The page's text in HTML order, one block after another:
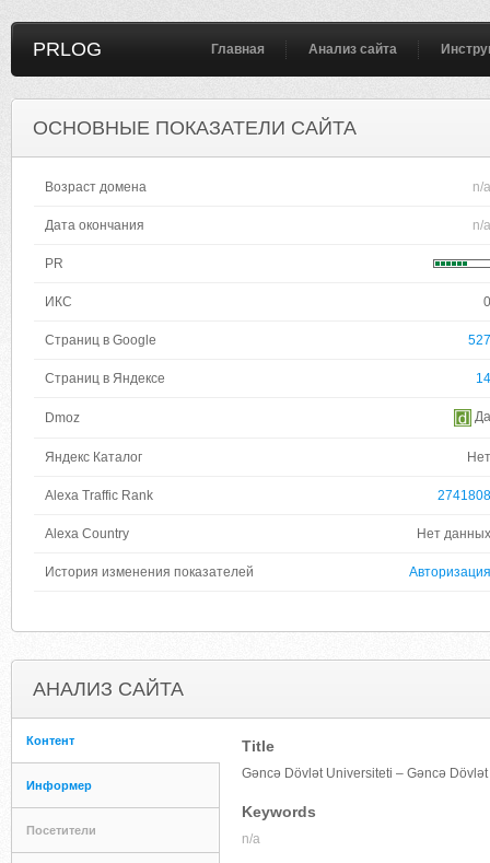
PRLOG Главная Анализ сайта
ОСНОВНЫЕ ПОКАЗАТЕЛИ САЙТА
Возраст домена n/a
Дата окончания n/a
PR
ИКС 0
Страниц в Google 527
Страниц в Яндексе 14
Dmoz Да
Яндекс Каталог Нет
Alexa Traffic Rank 2741808
Alexa Country Нет данных
История изменения показателей Авторизация
АНАЛИЗ САЙТА
Контент
Информер
Посетители
Title
Gəncə Dövlət Universiteti – Gəncə
Keywords
n/a